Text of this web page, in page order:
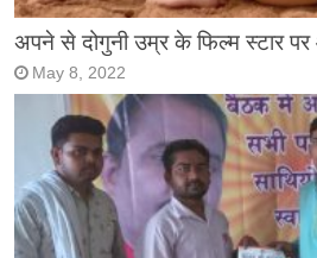
अपने से दोगुनी उम्र के फिल्म स्टार पर
May 8, 2022